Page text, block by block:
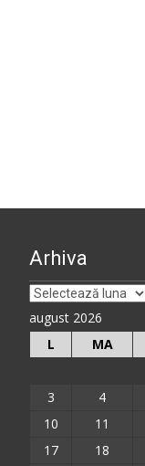
Arhiva
Arhiva
august 2026
L
MA
3
4
10
11
17
18